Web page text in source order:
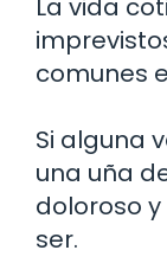
La vida
comunes
Si alguna
una uña
doloroso
ser.